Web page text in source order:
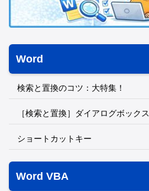
Word
検索と置換のコツ：大特集！
［検索と置換］ダイアログボックス
ショートカットキー
Word VBA